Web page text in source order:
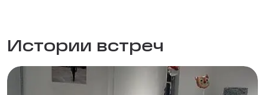
Истории встреч